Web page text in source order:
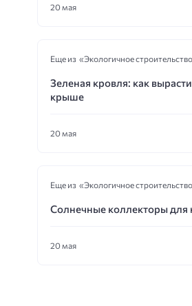
20 мая
Еще из «Экологичное
Зеленая кровля: как
крыше
20 мая
Еще из «Экологичное
Солнечные коллекторы для
20 мая